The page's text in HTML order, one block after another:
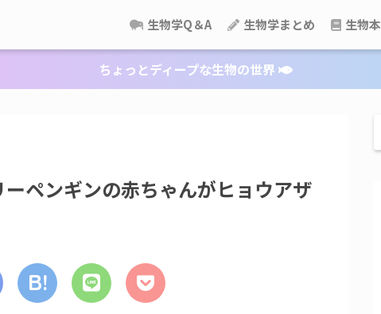
生物学Q＆A 生物学まとめ 生物本
ちょっとディープな生物の世界
ペンギンの赤ちゃんがヒョウアザ